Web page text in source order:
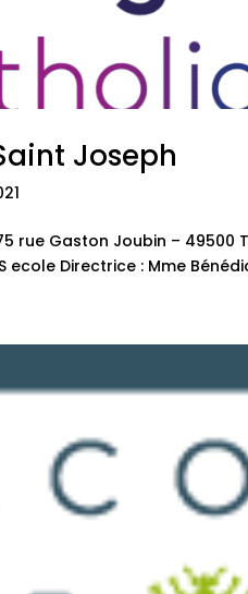
Joseph
75 rue Gaston Joubin – 49500
Directrice : Mme